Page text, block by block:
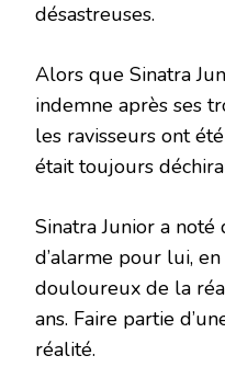
désastreuses.
Alors que Sinatra
indemne après ses
les ravisseurs ont
était toujours
Sinatra Junior a noté
d’alarme pour lui,
douloureux de la
ans. Faire partie
réalité.